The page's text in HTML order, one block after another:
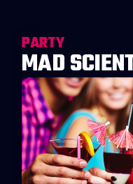
PARTY
MAD